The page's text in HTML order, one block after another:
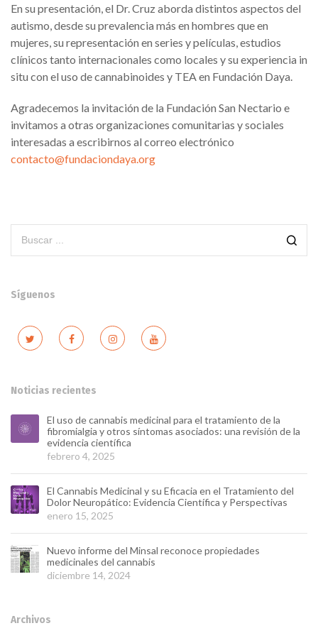
En su presentación, el Dr. Cruz aborda distintos aspectos del
autismo, desde su prevalencia más en hombres que en
mujeres, su representación en series y películas, estudios
clínicos tanto internacionales como locales y su experiencia in
situ con el uso de cannabinoides y TEA en Fundación Daya.
Agradecemos la invitación de la Fundación San Nectario e
invitamos a otras organizaciones comunitarias y sociales
interesadas a escribirnos al correo electrónico
contacto@fundaciondaya.org
Síguenos
Noticias recientes
El uso de cannabis medicinal para el tratamiento de la
fibromialgia y otros síntomas asociados: una revisión de la
evidencia científica
febrero 4, 2025
El Cannabis Medicinal y su Eficacia en el Tratamiento del
Dolor Neuropático: Evidencia Científica y Perspectivas
enero 15, 2025
Nuevo informe del Minsal reconoce propiedades
medicinales del cannabis
diciembre 14, 2024
Archivos